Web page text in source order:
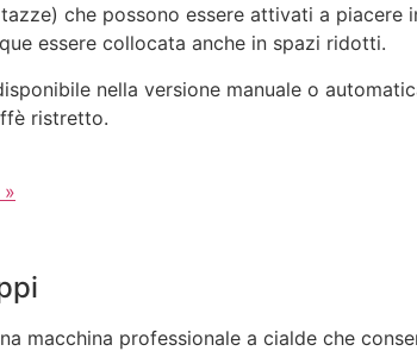
che possono essere attivati a
essere collocata anche in spazi ridotti.
nella versione manuale o
ristretto.
macchina professionale a cialde che